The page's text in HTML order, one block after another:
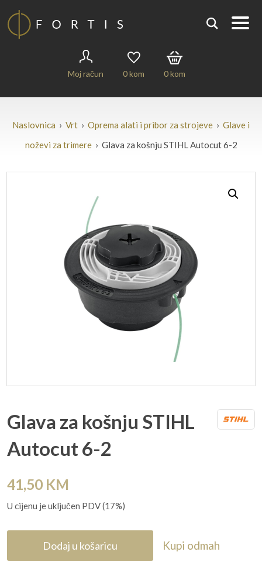
Moj račun 0kom 0kom
Naslovnica › Vrt › Oprema alati i pribor za strojeve › Glave i
noževi za trimere› Glava za košnju STIHL Autocut 6-2
Glava za košnju STIHL
Autocut 6-2
41,50 KM
U cijenu je uključen PDV (17%)
Dodaj u košaricu Kupi odmah